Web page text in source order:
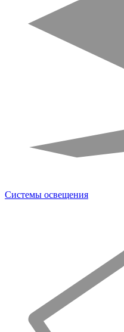
Системы освещения